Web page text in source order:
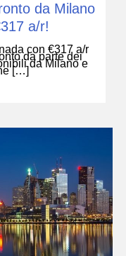
da Milano
a/r!
con €317 a/r
da parte dei
da Milano e
[…]